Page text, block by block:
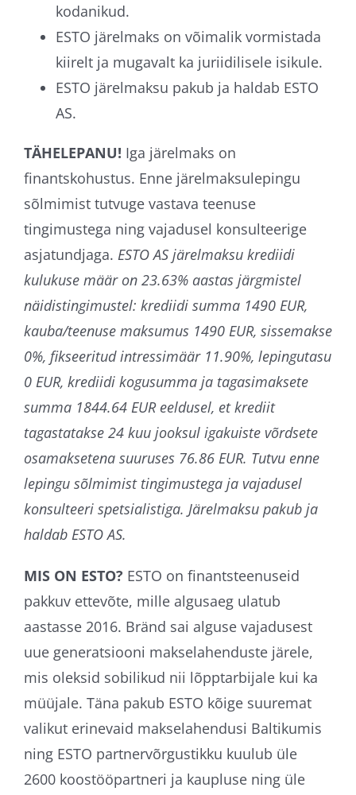
kodanikud.
ESTO järelmaks on võimalik vormistada
kiirelt ja mugavalt ka juriidilisele isikule.
ESTO järelmaksu pakub ja haldab ESTO
AS.
TÄHELEPANU! Iga järelmaks on
finantskohustus. Enne järelmaksulepingu
sõlmimist tutvuge vastava teenuse
tingimustega ning vajadusel konsulteerige
asjatundjaga. ESTO AS järelmaksu krediidi
kulukuse määr on 23.63% aastas järgmistel
näidistingimustel: krediidi summa 1490 EUR,
kauba/teenuse maksumus 1490 EUR, sissemakse
0%, fikseeritud intressimäär 11.90%, lepingutasu
0 EUR, krediidi kogusumma ja tagasimaksete
summa 1844.64 EUR eeldusel, et krediit
tagastatakse 24 kuu jooksul igakuiste võrdsete
osamaksetena suuruses 76.86 EUR. Tutvu enne
lepingu sõlmimist tingimustega ja vajadusel
konsulteeri spetsialistiga. Järelmaksu pakub ja
haldab ESTO AS.
MIS ON ESTO? ESTO on finantsteenuseid
pakkuv ettevõte, mille algusaeg ulatub
aastasse 2016. Bränd sai alguse vajadusest
uue generatsiooni makselahenduste järele,
mis oleksid sobilikud nii lõpptarbijale kui ka
müüjale. Täna pakub ESTO kõige suuremat
valikut erinevaid makselahendusi Baltikumis
ning ESTO partnervõrgustikku kuulub üle
2600 koostööpartneri ja kaupluse ning üle